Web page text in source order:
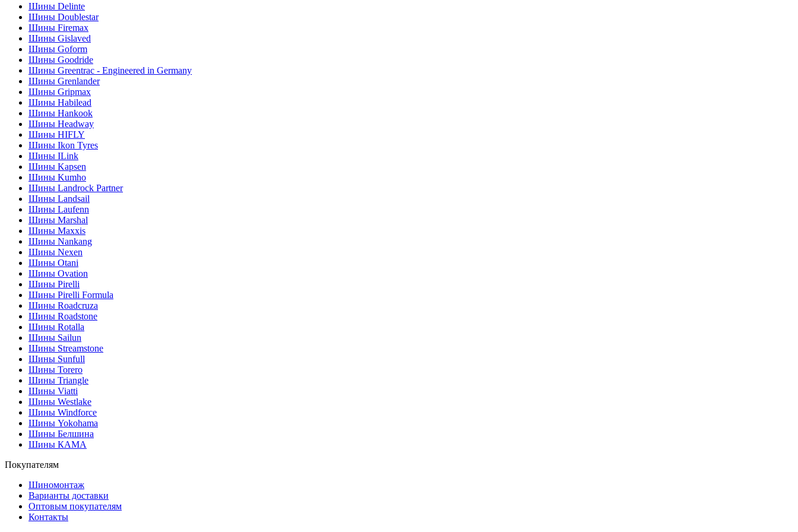
Шины Delinte
Шины Doublestar
Шины Firemax
Шины Gislaved
Шины Goform
Шины Goodride
Шины Greentrac - Engineered in Germany
Шины Grenlander
Шины Gripmax
Шины Habilead
Шины Hankook
Шины Headway
Шины HIFLY
Шины Ikon Tyres
Шины ILink
Шины Kapsen
Шины Kumho
Шины Landrock Partner
Шины Landsail
Шины Laufenn
Шины Marshal
Шины Maxxis
Шины Nankang
Шины Nexen
Шины Otani
Шины Ovation
Шины Pirelli
Шины Pirelli Formula
Шины Roadcruza
Шины Roadstone
Шины Rotalla
Шины Sailun
Шины Streamstone
Шины Sunfull
Шины Torero
Шины Triangle
Шины Viatti
Шины Westlake
Шины Windforce
Шины Yokohama
Шины Белшина
Шины КАМА
Покупателям
Шиномонтаж
Варианты доставки
Оптовым покупателям
Контакты